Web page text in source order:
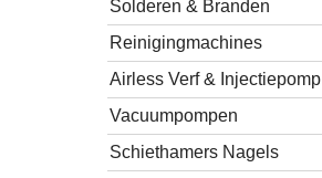
Solderen & Branden
Reinigingmachines
Airless Verf & Injectiepomp
Vacuumpompen
Schiethamers Nagels